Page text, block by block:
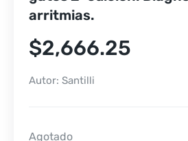
arritmias.
$2,666.25
Autor: Santilli
Agotado